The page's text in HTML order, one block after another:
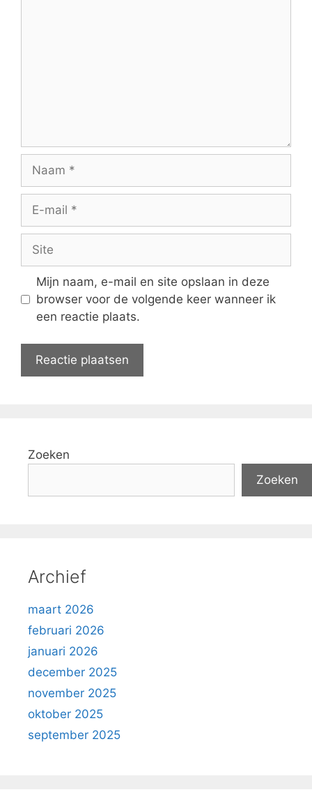
Naam
Site
Mijn naam, e-mail en site opslaan in deze
browser voor de volgende keer wanneer ik
een reactie plaats.
Zoeken
Zoeken
Archief
maart 2026
februari 2026
januari 2026
december 2025
november 2025
oktober 2025
september 2025